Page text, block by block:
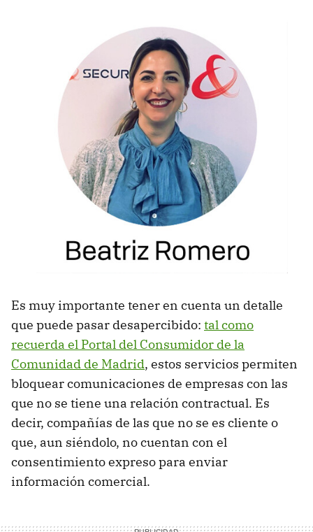
Es muy importante tener en cuenta un detalle
que puede pasar desapercibido: tal como
recuerda el Portal del Consumidor de la
Comunidad de Madrid, estos servicios permiten
bloquear comunicaciones de empresas con las
que no se tiene una relación contractual. Es
decir, compañías de las que no se es cliente o
que, aun siéndolo, no cuentan con el
consentimiento expreso para enviar
información comercial.